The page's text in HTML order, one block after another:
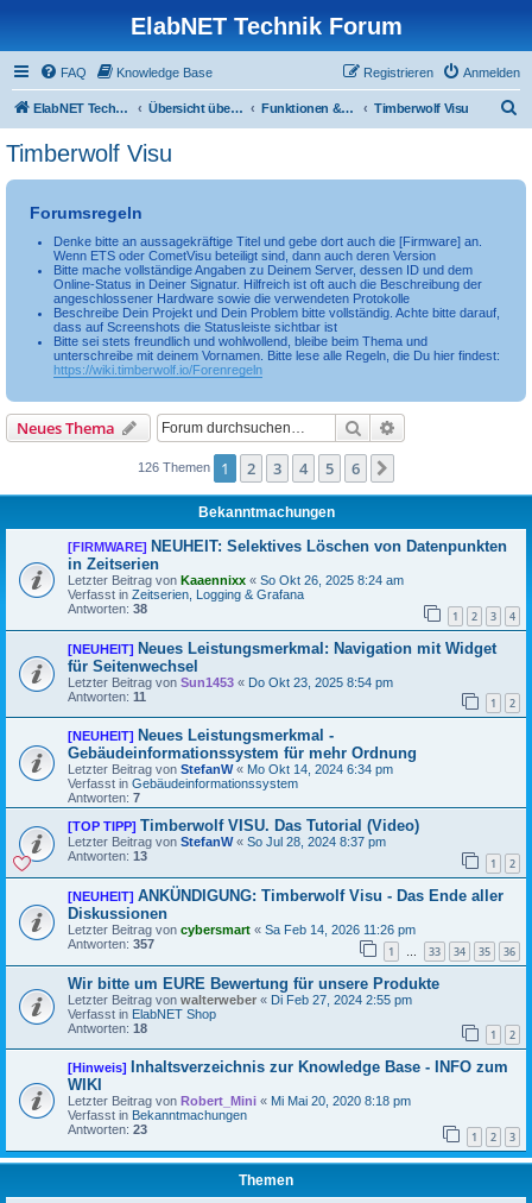
ElabNET Technik Forum
FAQ Knowledge Base Anmelden
Registrieren
ElabNET Technik Forum Übersicht über forum.timberwolf.io Funktionen & Leistungsmerkmale Timberwolf Visu
Timberwolf Visu
Forumsregeln
Denke bitte an aussagekräftige Titel und gebe dort auch die [Firmware] an.
Wenn ETS oder CometVisu beteiligt sind, dann auch deren Version
Bitte mache vollständige Angaben zu Deinem Server, dessen ID und dem
Online-Status in Deiner Signatur. Hilfreich ist oft auch die Beschreibung der
angeschlossener Hardware sowie die verwendeten Protokolle
Beschreibe Dein Projekt und Dein Problem bitte vollständig. Achte bitte darauf,
dass auf Screenshots die Statusleiste sichtbar ist
Bitte sei stets freundlich und wohlwollend, bleibe beim Thema und
unterschreibe mit deinem Vornamen. Bitte lese alle Regeln, die Du hier findest:
https://wiki.timberwolf.io/Forenregeln
Neues Thema Suche
126 Themen 1 2 3 4 5 6
Bekanntmachungen
[FIRMWARE] NEUHEIT: Selektives Löschen von Datenpunkten
in Zeitserien
Letzter Beitrag von Kaaennixx « So Okt 26, 2025 8:24 am
Verfasst in Zeitserien, Logging & Grafana
Antworten: 38 1 2 3 4
[NEUHEIT] Neues Leistungsmerkmal: Navigation mit Widget
für Seitenwechsel
Letzter Beitrag von Sun1453 « Do Okt 23, 2025 8:54 pm
Antworten: 11 1 2
[NEUHEIT] Neues Leistungsmerkmal -
Gebäudeinformationssystem für mehr Ordnung
Letzter Beitrag von StefanW« Mo Okt 14, 2024 6:34 pm
Verfasst in Gebäudeinformationssystem
Antworten: 7
[TOP TIPP] Timberwolf VISU. Das Tutorial (Video)
Letzter Beitrag von StefanW« So Jul 28, 2024 8:37 pm
Antworten: 13 1 2
[NEUHEIT] ANKÜNDIGUNG: Timberwolf Visu - Das Ende aller
Diskussionen
Letzter Beitrag von cybersmart « Sa Feb 14, 2026 11:26 pm
Antworten: 357 1 … 33 34 35 36
Wir bitte um EURE Bewertung für unsere Produkte
Letzter Beitrag von walterweber « Di Feb 27, 2024 2:55 pm
Verfasst in ElabNET Shop
Antworten: 18 1 2
[Hinweis]
Inhaltsverzeichnis zur Knowledge Base - INFO zum
WIKI
Letzter Beitrag von Robert_Mini « Mi Mai 20, 2020 8:18 pm
Verfasst in Bekanntmachungen
Antworten: 23 1 2 3
Themen